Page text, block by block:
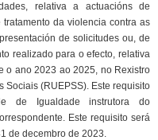
relativa a actuacións de
da violencia contra as
de solicitudes ou, de
realizado para o efecto, relativa
o ano 2023 ao 2025, no Rexistro
Sociais (RUEPSS). Este requisito
de Igualdade instrutora do
Este requisito será
de decembro de 2023.